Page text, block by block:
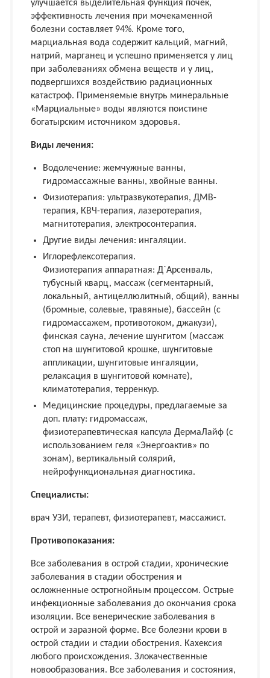
улучшается выделительная функция почек,
эффективность лечения при мочекаменной
болезни составляет 94%. Кроме того,
марциальная вода содержит кальций, магний,
натрий, марганец и успешно применяется у лиц
при заболеваниях обмена веществ и у лиц,
подвергшихся воздействию радиационных
катастроф. Применяемые внутрь минеральные
«Марциальные» воды являются поистине
богатырским источником здоровья.
Виды лечения:
Водолечение: жемчужные ванны,
гидромассажные ванны, хвойные ванны.
Физиотерапия: ультразвукотерапия, ДМВ-
терапия, КВЧ-терапия, лазеротерапия,
магнитотерапия, электросонтерапия.
Другие виды лечения: ингаляции.
Иглорефлексотерапия.
Физиотерапия аппаратная: Д`Арсенваль,
тубусный кварц, массаж (сегментарный,
локальный, антицеллюлитный, общий), ванны
(бромные, солевые, травяные), бассейн (с
гидромассажем, противотоком, джакузи),
финская сауна, лечение шунгитом (массаж
стоп на шунгитовой крошке, шунгитовые
аппликации, шунгитовые ингаляции,
релаксация в шунгитовой комнате),
климатотерапия, терренкур.
Медицинские процедуры, предлагаемые за
доп. плату: гидромассаж,
физиотерапевтическая капсула ДермаЛайф (с
использованием геля «Энергоактив» по
зонам), вертикальный солярий,
нейрофункциональная диагностика.
Специалисты:
врач УЗИ, терапевт, физиотерапевт, массажист.
Противопоказания:
Все заболевания в острой стадии, хронические
заболевания в стадии обострения и
осложненные острогнойным процессом. Острые
инфекционные заболевания до окончания срока
изоляции. Все венерические заболевания в
острой и заразной форме. Все болезни крови в
острой стадии и стадии обострения. Кахексия
любого происхождения. Злокачественные
новообразования. Все заболевания и состояния,